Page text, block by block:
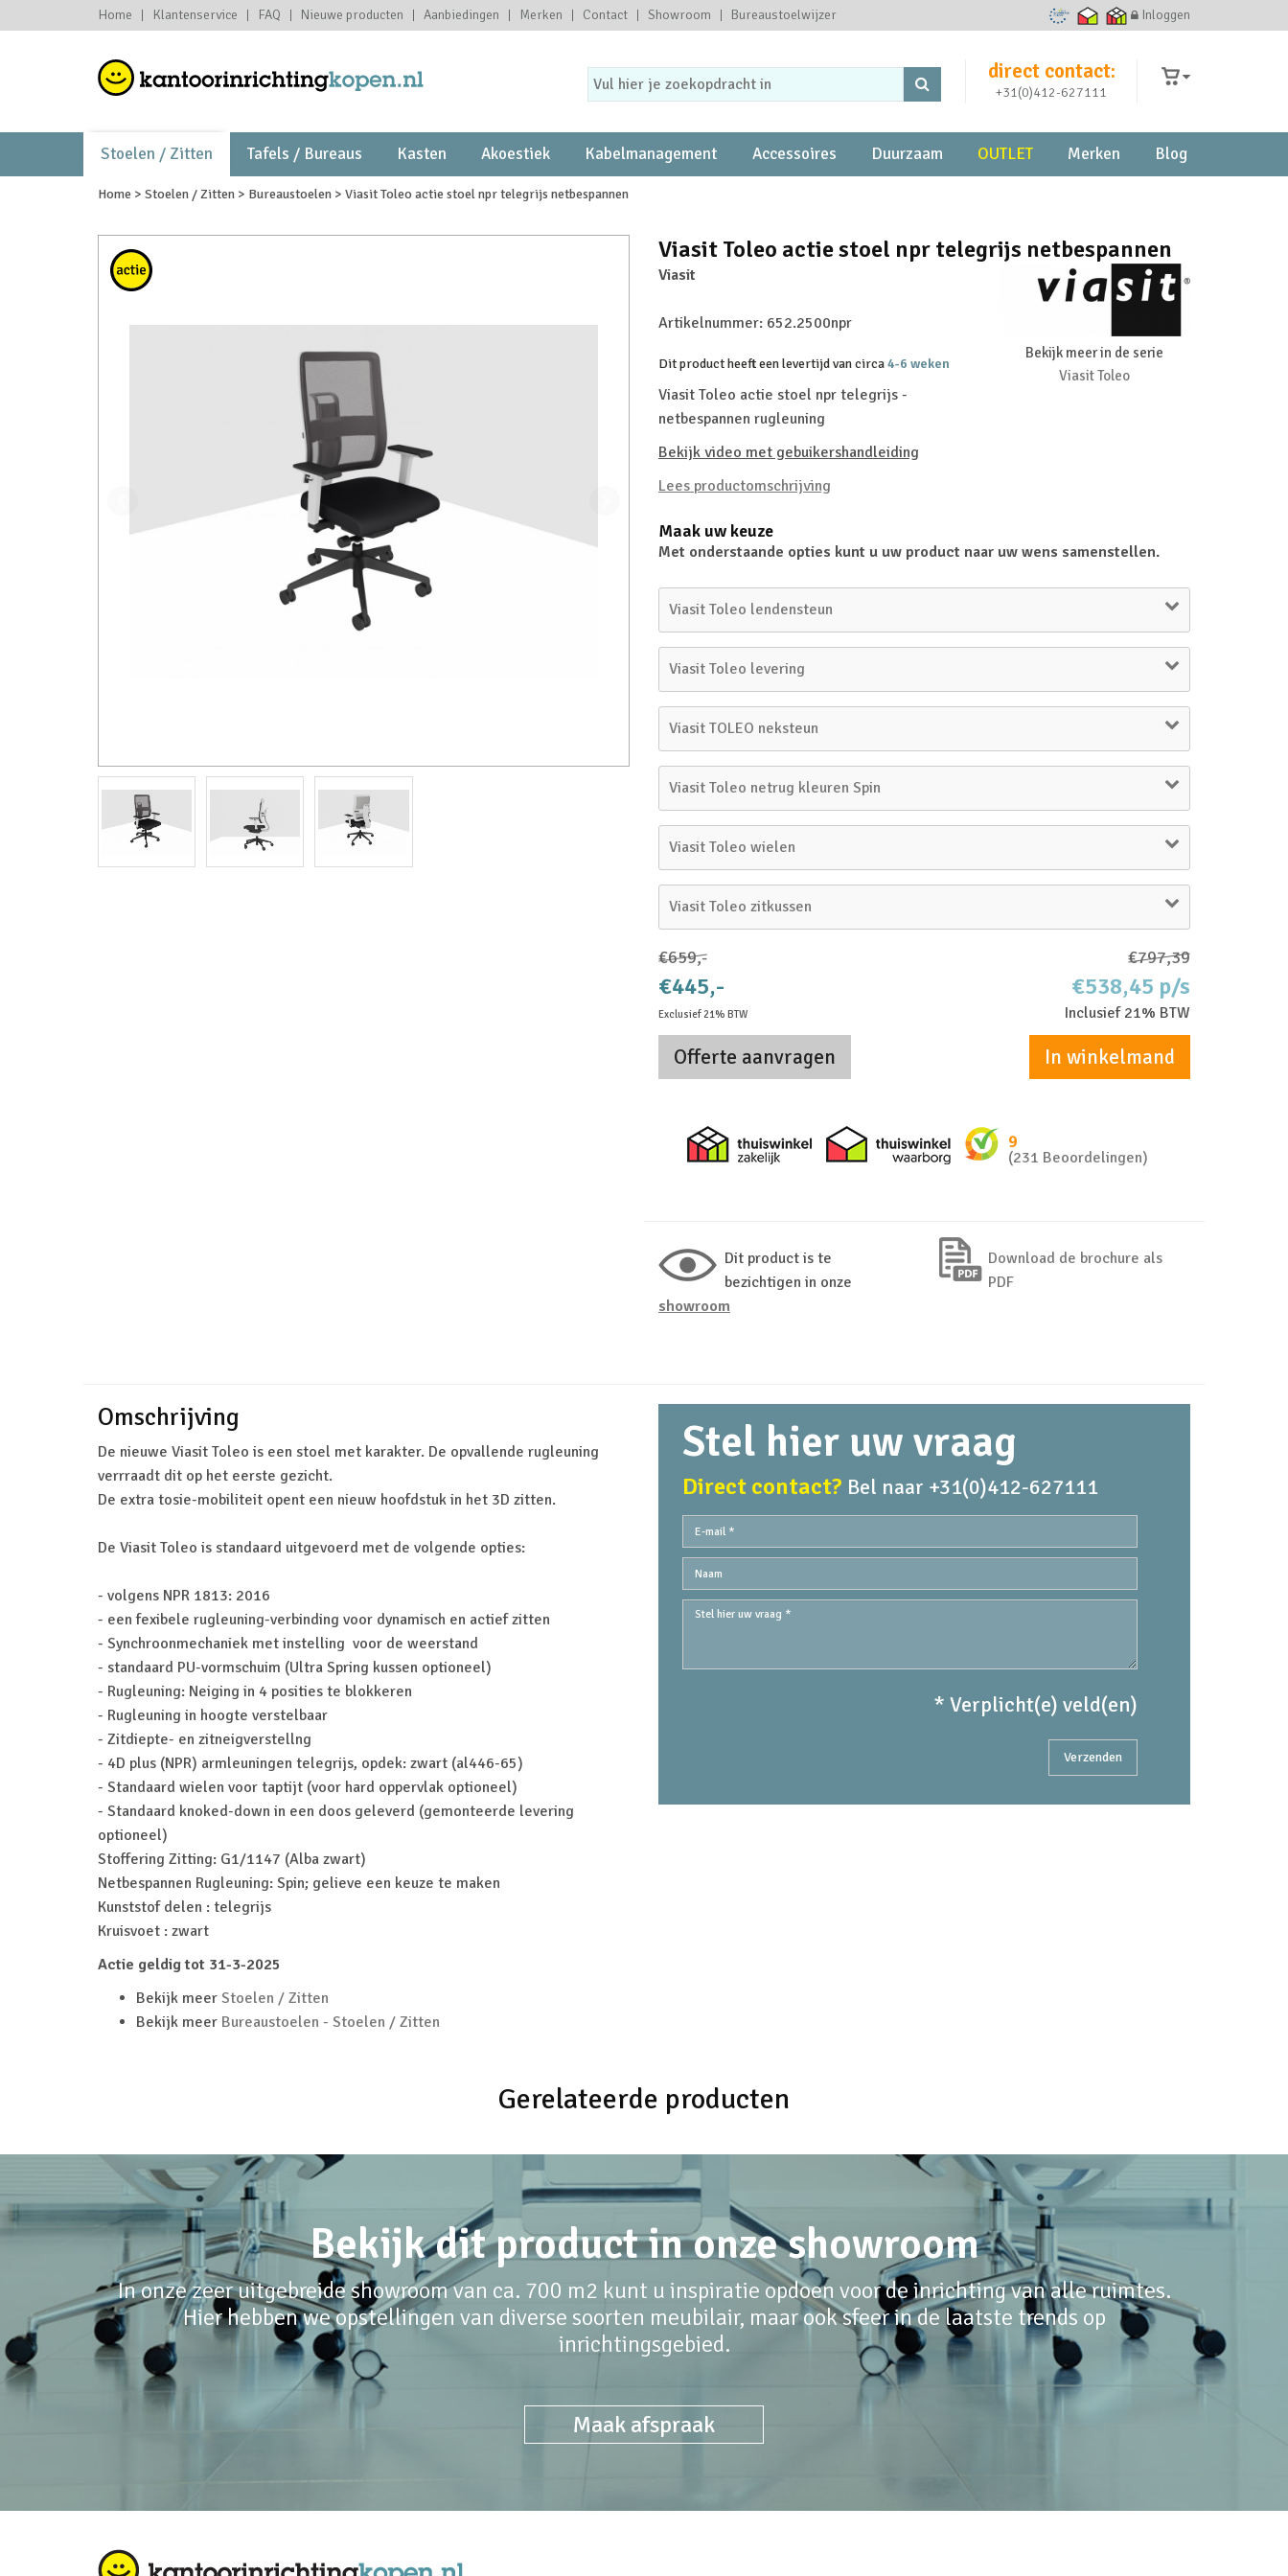
Home Klantenservice FAQ Nieuwe producten Aanbiedingen Merken Contact Showroom Bureaustoelwijzer Ecommerce Europe Trustmark
Thuiswinkel waarborg
Thuiswinkel zakelijk
Inloggen
direct contact:
+31(0)412-627111
Stoelen / Zitten Tafels / Bureaus Kasten Akoestiek Kabelmanagement Accessoires Duurzaam OUTLET Merken Blog
Home > Stoelen / Zitten > Bureaustoelen > Viasit Toleo actie stoel npr telegrijs netbespannen
Viasit Toleo actie stoel npr telegrijs netbespannen
Bekijk meer in de serie
Viasit Toleo
Viasit
Artikelnummer: 652.2500npr
Dit product heeft een levertijd van circa4-6 weken
Viasit Toleo actie stoel npr telegrijs -
netbespannen rugleuning
Bekijk video met gebuikershandleiding
Lees productomschrijving
Maak uw keuze
Met onderstaande opties kunt u uw product naar uw wens samenstellen.
Viasit Toleo lendensteun
Viasit Toleo levering
Viasit TOLEO neksteun
Viasit Toleo netrug kleuren Spin
Viasit Toleo wielen
Viasit Toleo zitkussen
€659,-
€445,-
Exclusief 21% BTW
€797,39
€538,45 p/s
Inclusief 21% BTW
In winkelmand
Offerte aanvragen
Thuiswinkel zakelijk Thuiswinkel waarborg
9
(231 Beoordelingen)
Dit product is te
bezichtigen in onze
showroom
Download de brochure als
PDF
Omschrijving
De nieuwe Viasit Toleo is een stoel met karakter. De opvallende rugleuning
verrraadt dit op het eerste gezicht.
De extra tosie-mobiliteit opent een nieuw hoofdstuk in het 3D zitten.
De Viasit Toleo is standaard uitgevoerd met de volgende opties:
- volgens NPR 1813: 2016
- een fexibele rugleuning-verbinding voor dynamisch en actief zitten
- Synchroonmechaniek met instelling voor de weerstand
- standaard PU-vormschuim (Ultra Spring kussen optioneel)
- Rugleuning: Neiging in 4 posities te blokkeren
- Rugleuning in hoogte verstelbaar
- Zitdiepte- en zitneigverstellng
- 4D plus (NPR) armleuningen telegrijs, opdek: zwart (al446-65)
- Standaard wielen voor taptijt (voor hard oppervlak optioneel)
- Standaard knoked-down in een doos geleverd (gemonteerde levering
optioneel)
Stoffering Zitting: G1/1147 (Alba zwart)
Netbespannen Rugleuning: Spin; gelieve een keuze te maken
Kunststof delen : telegrijs
Kruisvoet : zwart
Actie geldig tot 31-3-2025
Bekijk meer Stoelen / Zitten
Bekijk meer Bureaustoelen - Stoelen / Zitten
Stel hier uw vraag
Direct contact? Bel naar +31(0)412-627111
* Verplicht(e) veld(en)
Gerelateerde producten
Bekijk dit product in onze showroom
In onze zeer uitgebreide showroom van ca. 700 m2 kunt u inspiratie opdoen voor de inrichting van alle ruimtes.
Hier hebben we opstellingen van diverse soorten meubilair, maar ook sfeer in de laatste trends op
inrichtingsgebied.
Maak afspraak